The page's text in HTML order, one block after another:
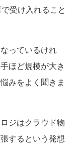
受け入れること
っているけれ
ほど規模が大き
みをよく聞きま
ジはクラウド物
するという発想